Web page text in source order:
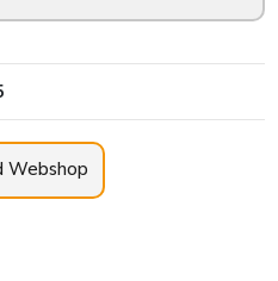
Webshop